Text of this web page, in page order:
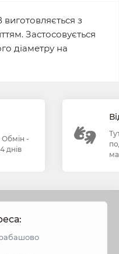
з
Застосовується
діаметру на
Обмін -
днів